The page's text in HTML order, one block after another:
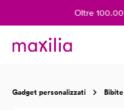
Oltre
Gadget personalizzati Bibite